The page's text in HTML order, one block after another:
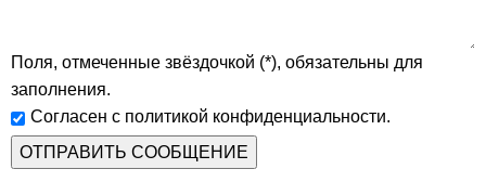
Поля, отмеченные звёздочкой (*), обязательны для
заполнения.
Согласен с политикой конфиденциальности.